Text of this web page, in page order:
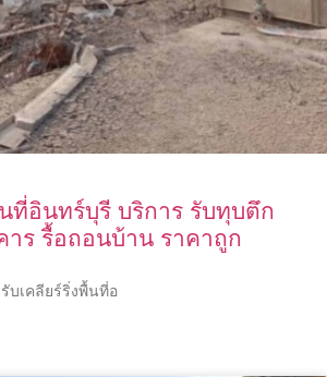
ที่อินทร์บุรี บริการ รับทุบตึก
าร รื้อถอนบ้าน ราคาถูก
บเคลียร์ริ่งพื้นที่อ